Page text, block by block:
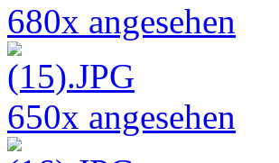
680x angesehen
650x angesehen